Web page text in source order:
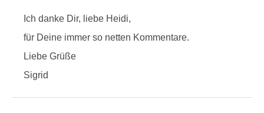
Ich danke Dir, liebe Heidi,
für Deine immer so netten Kommentare.
Liebe Grüße
Sigrid